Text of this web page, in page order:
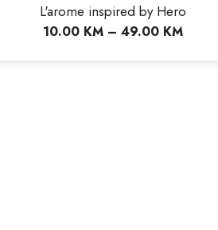
L'arome inspired
10.00KM